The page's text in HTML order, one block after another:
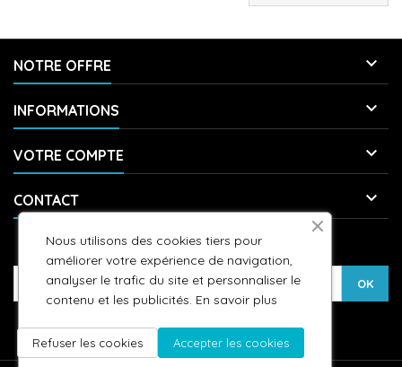
NOTRE OFFRE 
INFORMATIONS 
VOTRE COMPTE 
CONTACT 
LETTRE D'INFORMATIONS
Nous utilisons des cookies tiers pour
améliorer votre expérience de navigation,
analyser le trafic du site et personnaliser le
contenu et les publicités. En savoir plus
Accepter les cookies
Refuser les cookies